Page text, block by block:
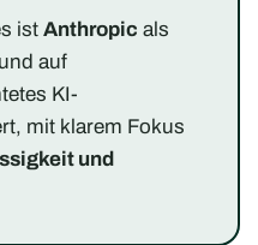
ist Anthropic als
auf
KI-
mit klarem Fokus
und